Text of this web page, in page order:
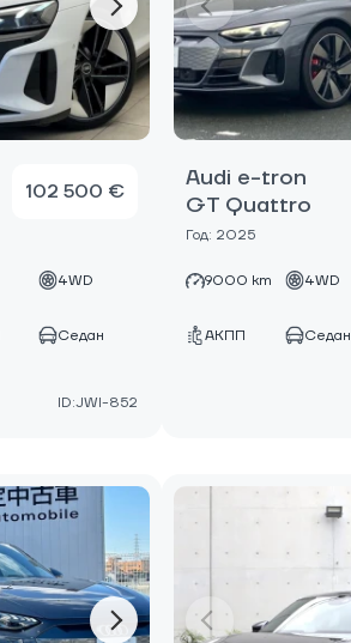
102 500 €
4WD
Седан
ID:JWI-852
Audi e-tron
GT Quattro
Год: 2025
9000 km 4WD
АКПП Седан